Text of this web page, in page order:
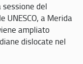
del
UNESCO, a Merida
ampliato
dislocate nel